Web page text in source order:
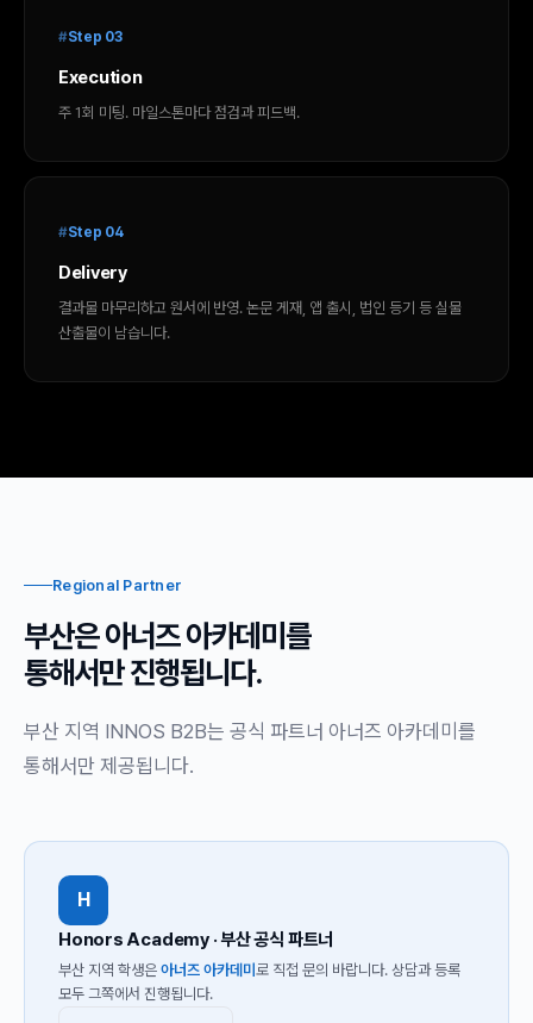
Step 03
Execution
주 1회 미팅. 마일스톤마다 점검과 피드백.
Step 04
Delivery
결과물 마무리하고 원서에 반영. 논문 게재, 앱 출시, 법인 등기 등 실물
산출물이 남습니다.
Regional Partner
부산은 아너즈 아카데미를
통해서만 진행됩니다.
부산 지역 INNOS B2B는 공식 파트너 아너즈 아카데미를
통해서만 제공됩니다.
H
Honors Academy · 부산 공식 파트너
부산 지역 학생은 아너즈 아카데미 로 직접 문의 바랍니다. 상담과 등록
모두 그쪽에서 진행됩니다.